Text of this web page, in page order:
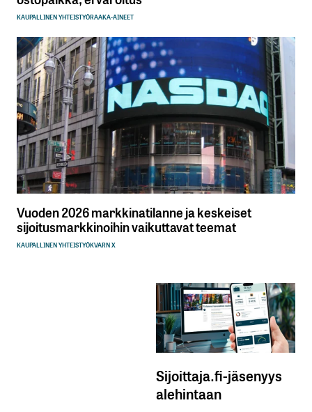
KAUPALLINEN YHTEISTYÖRAAKA-AINEET
Vuoden 2026 markkinatilanne ja keskeiset
sijoitusmarkkinoihin vaikuttavat teemat
KAUPALLINEN YHTEISTYÖKVARN X
Sijoittaja.fi-jäsenyys
alehintaan